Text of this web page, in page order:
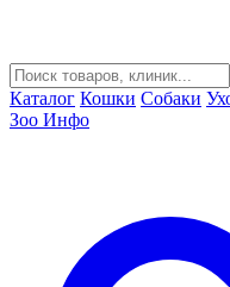
Каталог Кошки Собаки
Зоо Инфо